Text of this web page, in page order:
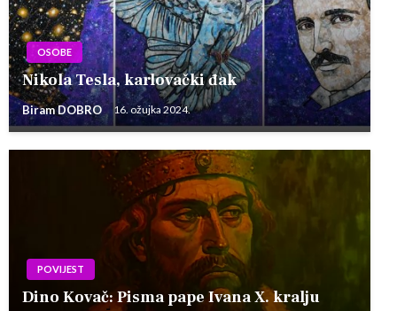
OSOBE
Nikola Tesla, karlovački đak
Biram DOBRO 16. ožujka 2024.
POVIJEST
Dino Kovač: Pisma pape Ivana X. kralju